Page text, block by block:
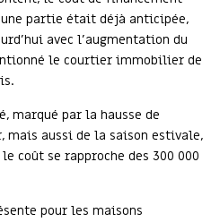
partie était déjà anticipée,
avec l’augmentation du
le courtier immobilier de
marqué par la hausse de
aussi de la saison estivale,
coût se rapproche des 300 000
pour les maisons